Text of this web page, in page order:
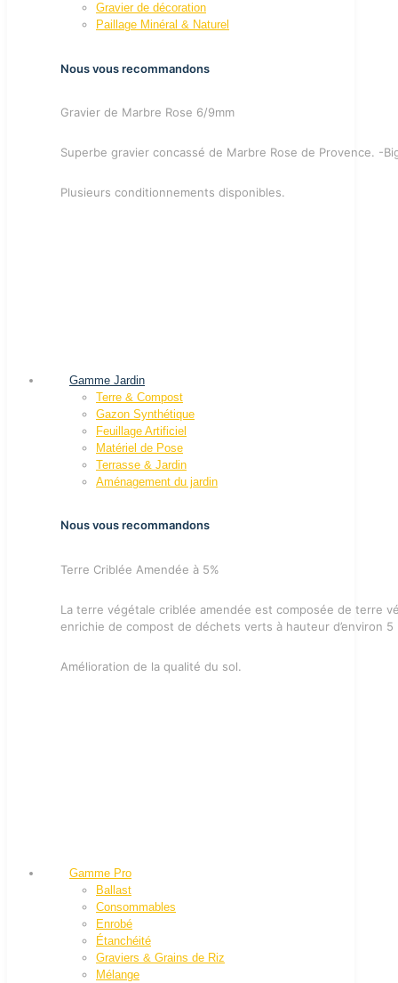
Gravier de décoration
Paillage Minéral & Naturel
Nous vous recommandons
Gravier de Marbre Rose 6/9mm
Superbe gravier concassé de Marbre Rose de Provence. -
Plusieurs conditionnements disponibles.
Gamme Jardin
Terre & Compost
Gazon Synthétique
Feuillage Artificiel
Matériel de Pose
Terrasse & Jardin
Aménagement du jardin
Nous vous recommandons
Terre Criblée Amendée à 5%
La terre végétale criblée amendée est composée de terre
enrichie de compost de déchets verts à hauteur d’environ 5
Amélioration de la qualité du sol.
Gamme Pro
Ballast
Consommables
Enrobé
Étanchéité
Graviers & Grains de Riz
Mélange